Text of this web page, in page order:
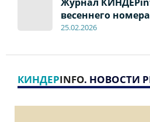
Журнал
весеннего номера
25.02.2026
КИНДЕРINFO. НОВОСТИ